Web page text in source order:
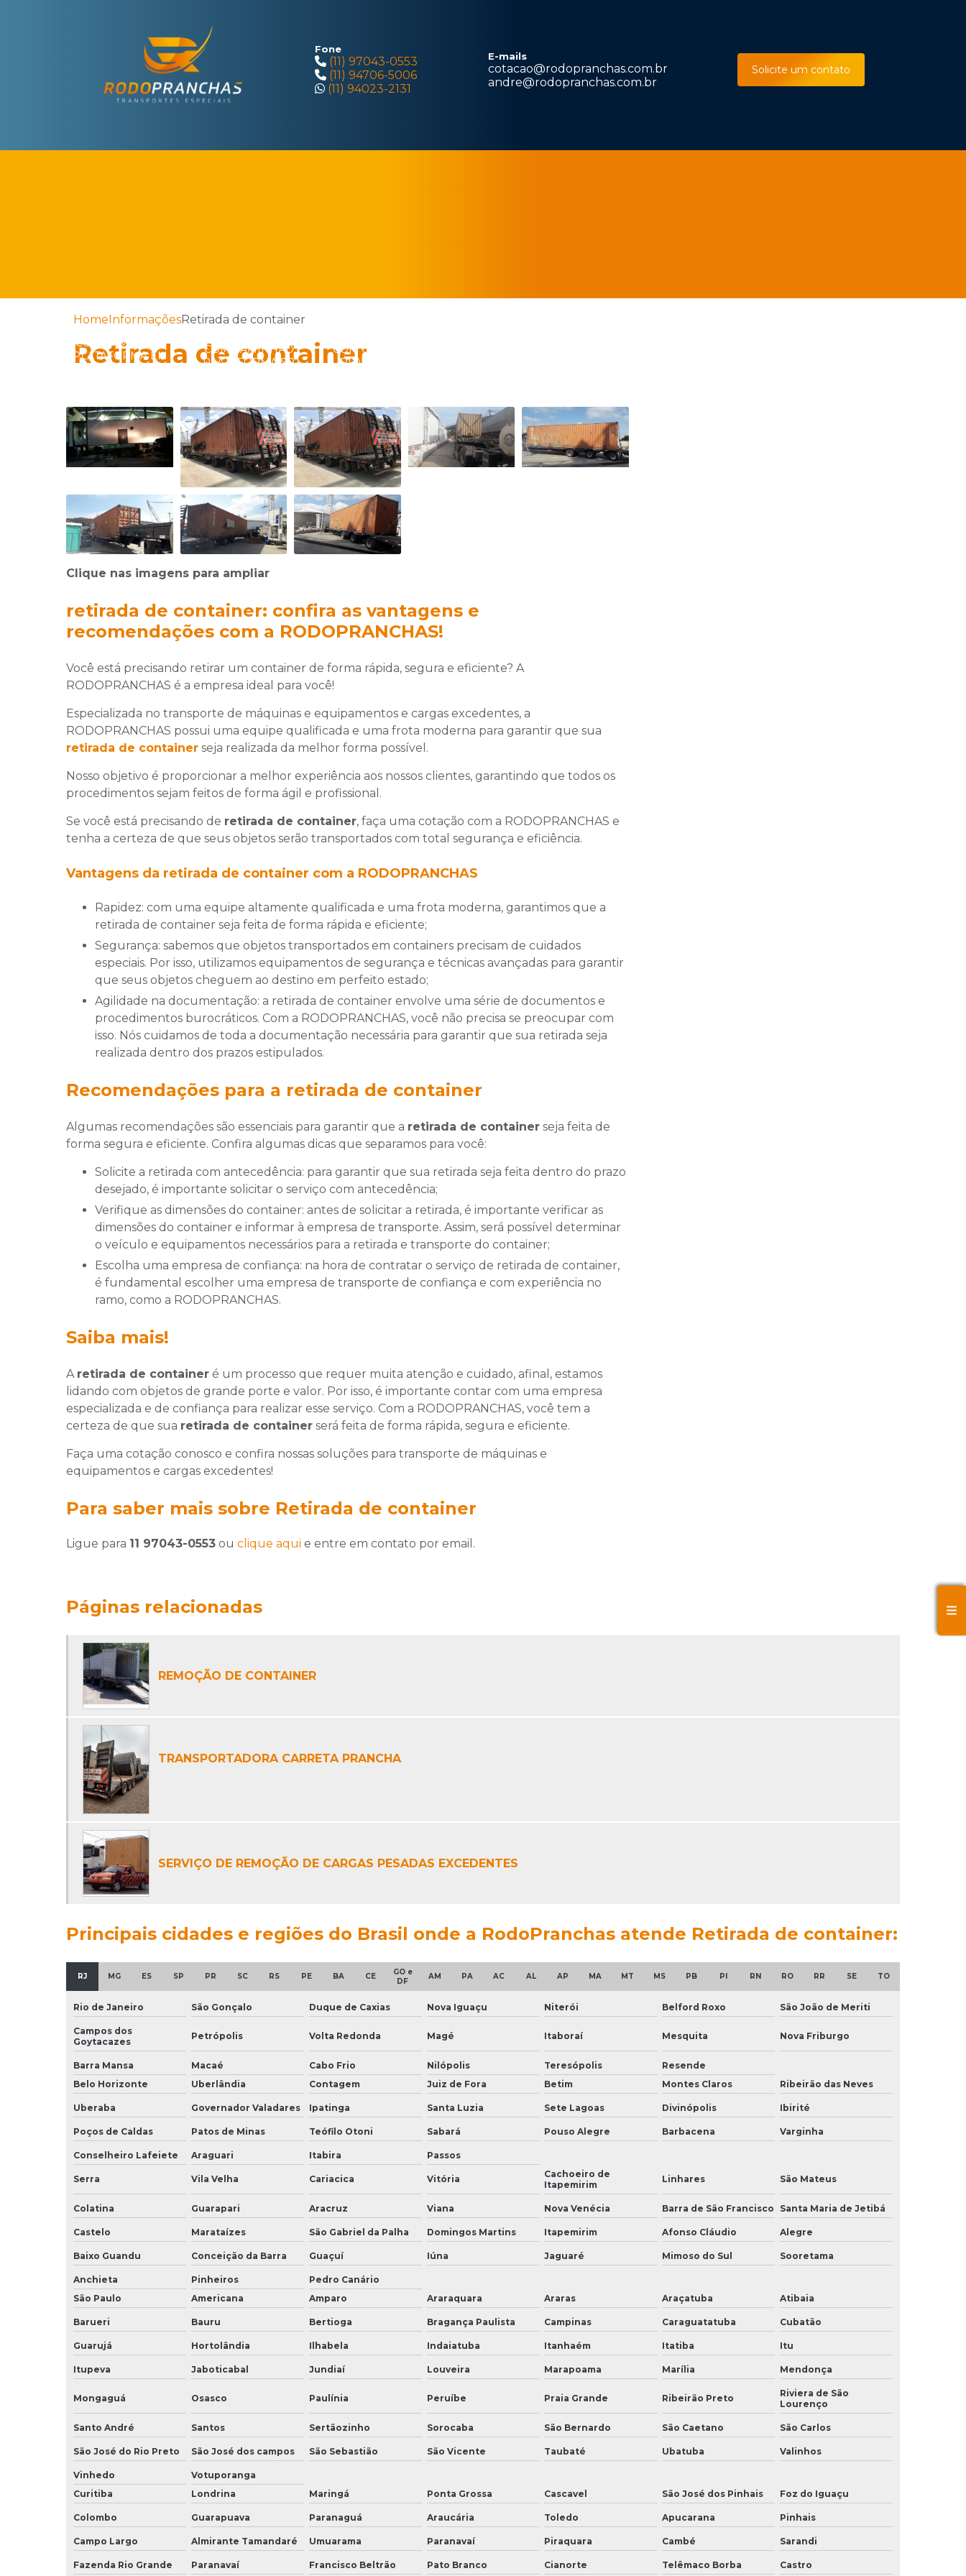
Fone
(11) 97043-0553
(11) 94706-5006
(11) 94023-2131
E-mails
cotacao@rodopranchas.com.br
andre@rodopranchas.com.br
Solicite um contato
TRANSPORTADORA
COM CAMINHÃO
PLATAFORMA EM
COM CAMINHÃO
PLATAFORMA SP
COM CAMINHÃO
PLATAFORMA
Home InformaçõesRetirada de container
Retirada de container
Clique nas imagens para ampliar
retirada de container: confira as vantagens e
recomendações com a RODOPRANCHAS!
Você está precisando retirar um container de forma rápida, segura e eficiente? A
RODOPRANCHAS é a empresa ideal para você!
Especializada no transporte de máquinas e equipamentos e cargas excedentes, a
RODOPRANCHAS possui uma equipe qualificada e uma frota moderna para garantir que sua
retirada de container seja realizada da melhor forma possível.
Nosso objetivo é proporcionar a melhor experiência aos nossos clientes, garantindo que todos os
procedimentos sejam feitos de forma ágil e profissional.
Se você está precisando de retirada de container, faça uma cotação com a RODOPRANCHAS e
tenha a certeza de que seus objetos serão transportados com total segurança e eficiência.
Vantagens da retirada de container com a RODOPRANCHAS
Rapidez: com uma equipe altamente qualificada e uma frota moderna, garantimos que a
retirada de container seja feita de forma rápida e eficiente;
Segurança: sabemos que objetos transportados em containers precisam de cuidados
especiais. Por isso, utilizamos equipamentos de segurança e técnicas avançadas para garantir
que seus objetos cheguem ao destino em perfeito estado;
Agilidade na documentação: a retirada de container envolve uma série de documentos e
procedimentos burocráticos. Com a RODOPRANCHAS, você não precisa se preocupar com
isso. Nós cuidamos de toda a documentação necessária para garantir que sua retirada seja
realizada dentro dos prazos estipulados.
Recomendações para a retirada de container
Algumas recomendações são essenciais para garantir que a retirada de container seja feita de
forma segura e eficiente. Confira algumas dicas que separamos para você:
Solicite a retirada com antecedência: para garantir que sua retirada seja feita dentro do prazo
desejado, é importante solicitar o serviço com antecedência;
Verifique as dimensões do container: antes de solicitar a retirada, é importante verificar as
dimensões do container e informar à empresa de transporte. Assim, será possível determinar
o veículo e equipamentos necessários para a retirada e transporte do container;
Escolha uma empresa de confiança: na hora de contratar o serviço de retirada de container,
é fundamental escolher uma empresa de transporte de confiança e com experiência no
ramo, como a RODOPRANCHAS.
Saiba mais!
A retirada de container é um processo que requer muita atenção e cuidado, afinal, estamos
lidando com objetos de grande porte e valor. Por isso, é importante contar com uma empresa
especializada e de confiança para realizar esse serviço. Com a RODOPRANCHAS, você tem a
certeza de que sua retirada de container será feita de forma rápida, segura e eficiente.
Faça uma cotação conosco e confira nossas soluções para transporte de máquinas e
equipamentos e cargas excedentes!
Para saber mais sobre Retirada de container
Ligue para 11 97043-0553 ou clique aqui e entre em contato por email.
Páginas relacionadas
REMOÇÃO DE CONTAINER
TRANSPORTADORA CARRETA PRANCHA
SERVIÇO DE REMOÇÃO DE CARGAS PESADAS EXCEDENTES
Principais cidades e regiões do Brasil onde a RodoPranchas atende Retirada de container:
RJ MG ES SP PR SC RS PE BA CE
GO e
DF
AM PA AC AL AP MA MT MS PB PI RN RO RR SE TO
Rio de Janeiro São Gonçalo Duque de Caxias Nova Iguaçu Niterói Belford Roxo São João de Meriti
Campos dos
Goytacazes
Petrópolis Volta Redonda Magé Itaboraí Mesquita Nova Friburgo
Barra Mansa Macaé Cabo Frio Nilópolis Teresópolis
Resende
Belo Horizonte
Uberlândia Contagem Juiz de Fora Betim Montes Claros Ribeirão das Neves
Uberaba Governador Valadares Ipatinga Santa Luzia Sete Lagoas Divinópolis Ibirité
Poços de Caldas Patos de Minas Teófilo Otoni Sabará Pouso Alegre Barbacena Varginha
Conselheiro Lafeiete Araguari Itabira Passos
Serra Vila Velha Cariacica Vitória
Cachoeiro de
Itapemirim
Linhares São Mateus
Colatina Guarapari Aracruz Viana Nova Venécia Barra de São Francisco Santa Maria de Jetibá
Castelo Marataízes São Gabriel da Palha Domingos Martins Itapemirim Afonso Cláudio Alegre
Baixo Guandu Conceição da Barra Guaçuí Iúna Jaguaré Mimoso do Sul Sooretama
Anchieta Pinheiros
Pedro Canário
São Paulo
Americana Amparo Araraquara Araras Araçatuba Atibaia
Barueri Bauru Bertioga Bragança Paulista Campinas Caraguatatuba Cubatão
Guarujá Hortolândia Ilhabela Indaiatuba Itanhaém Itatiba Itu
Itupeva Jaboticabal Jundiaí Louveira Marapoama Marília Mendonça
Mongaguá Osasco Paulínia Peruíbe Praia Grande Ribeirão Preto
Riviera de São
Lourenço
Santo André Santos Sertãozinho Sorocaba São Bernardo São Caetano São Carlos
São José do Rio Preto São José dos campos São Sebastião São Vicente Taubaté Ubatuba Valinhos
Vinhedo
Votuporanga
Curitiba
Londrina Maringá Ponta Grossa Cascavel São José dos Pinhais Foz do Iguaçu
Colombo Guarapuava Paranaguá Araucária Toledo Apucarana Pinhais
Campo Largo Almirante Tamandaré Umuarama Paranavaí Piraquara Cambé Sarandi
Fazenda Rio Grande Paranavaí Francisco Beltrão Pato Branco Cianorte Telêmaco Borba Castro